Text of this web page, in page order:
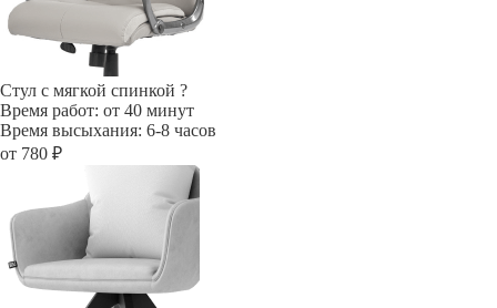
Стул с мягкой спинкой ?
Время работ: от 40 минут
Время высыхания: 6-8 часов
от 780 ₽